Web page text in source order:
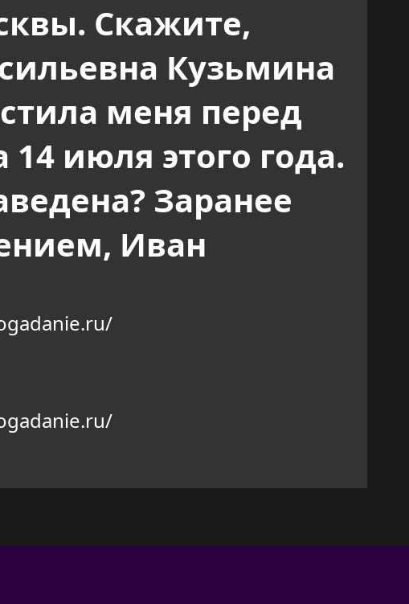
Скажите,
Кузьмина
меня перед
июля этого года.
Заранее
Иван